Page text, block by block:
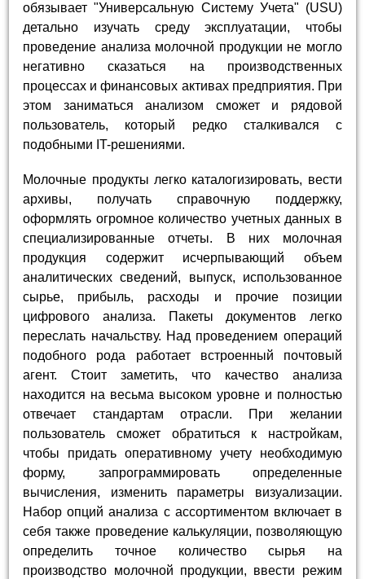
обязывает "Универсальную Систему Учета" (USU)
детально изучать среду эксплуатации, чтобы
проведение анализа молочной продукции не могло
негативно сказаться на производственных
процессах и финансовых активах предприятия. При
этом заниматься анализом сможет и рядовой
пользователь, который редко сталкивался с
подобными IT-решениями.
Молочные продукты легко каталогизировать, вести
архивы, получать справочную поддержку,
оформлять огромное количество учетных данных в
специализированные отчеты. В них молочная
продукция содержит исчерпывающий объем
аналитических сведений, выпуск, использованное
сырье, прибыль, расходы и прочие позиции
цифрового анализа. Пакеты документов легко
переслать начальству. Над проведением операций
подобного рода работает встроенный почтовый
агент. Стоит заметить, что качество анализа
находится на весьма высоком уровне и полностью
отвечает стандартам отрасли. При желании
пользователь сможет обратиться к настройкам,
чтобы придать оперативному учету необходимую
форму, запрограммировать определенные
вычисления, изменить параметры визуализации.
Набор опций анализа с ассортиментом включает в
себя также проведение калькуляции, позволяющую
определить точное количество сырья на
производство молочной продукции, ввести режим